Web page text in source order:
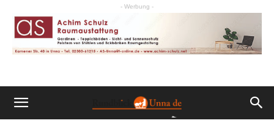
- Werbung -